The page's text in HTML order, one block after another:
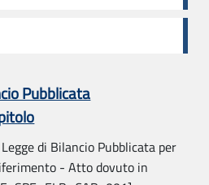
Pubblicata
di Bilancio Pubblicata per
- Atto dovuto in